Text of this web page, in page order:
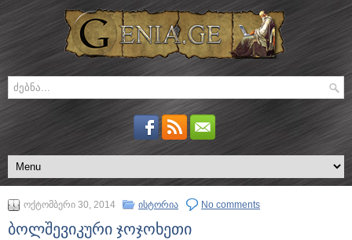
ოქტომბერი 30, 2014 ისტორია No comments
ბოლშევიკური ჯოჯოხეთი